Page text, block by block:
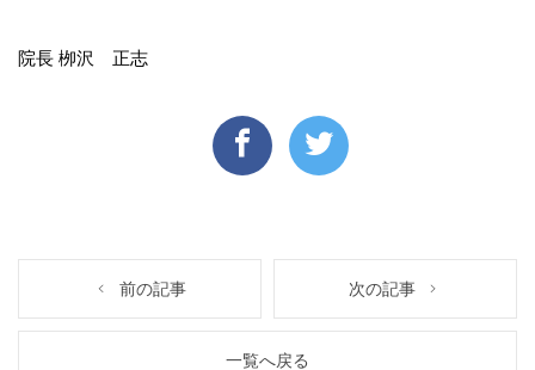
院長 栁沢 正志
前の記事 次の記事
一覧へ戻る